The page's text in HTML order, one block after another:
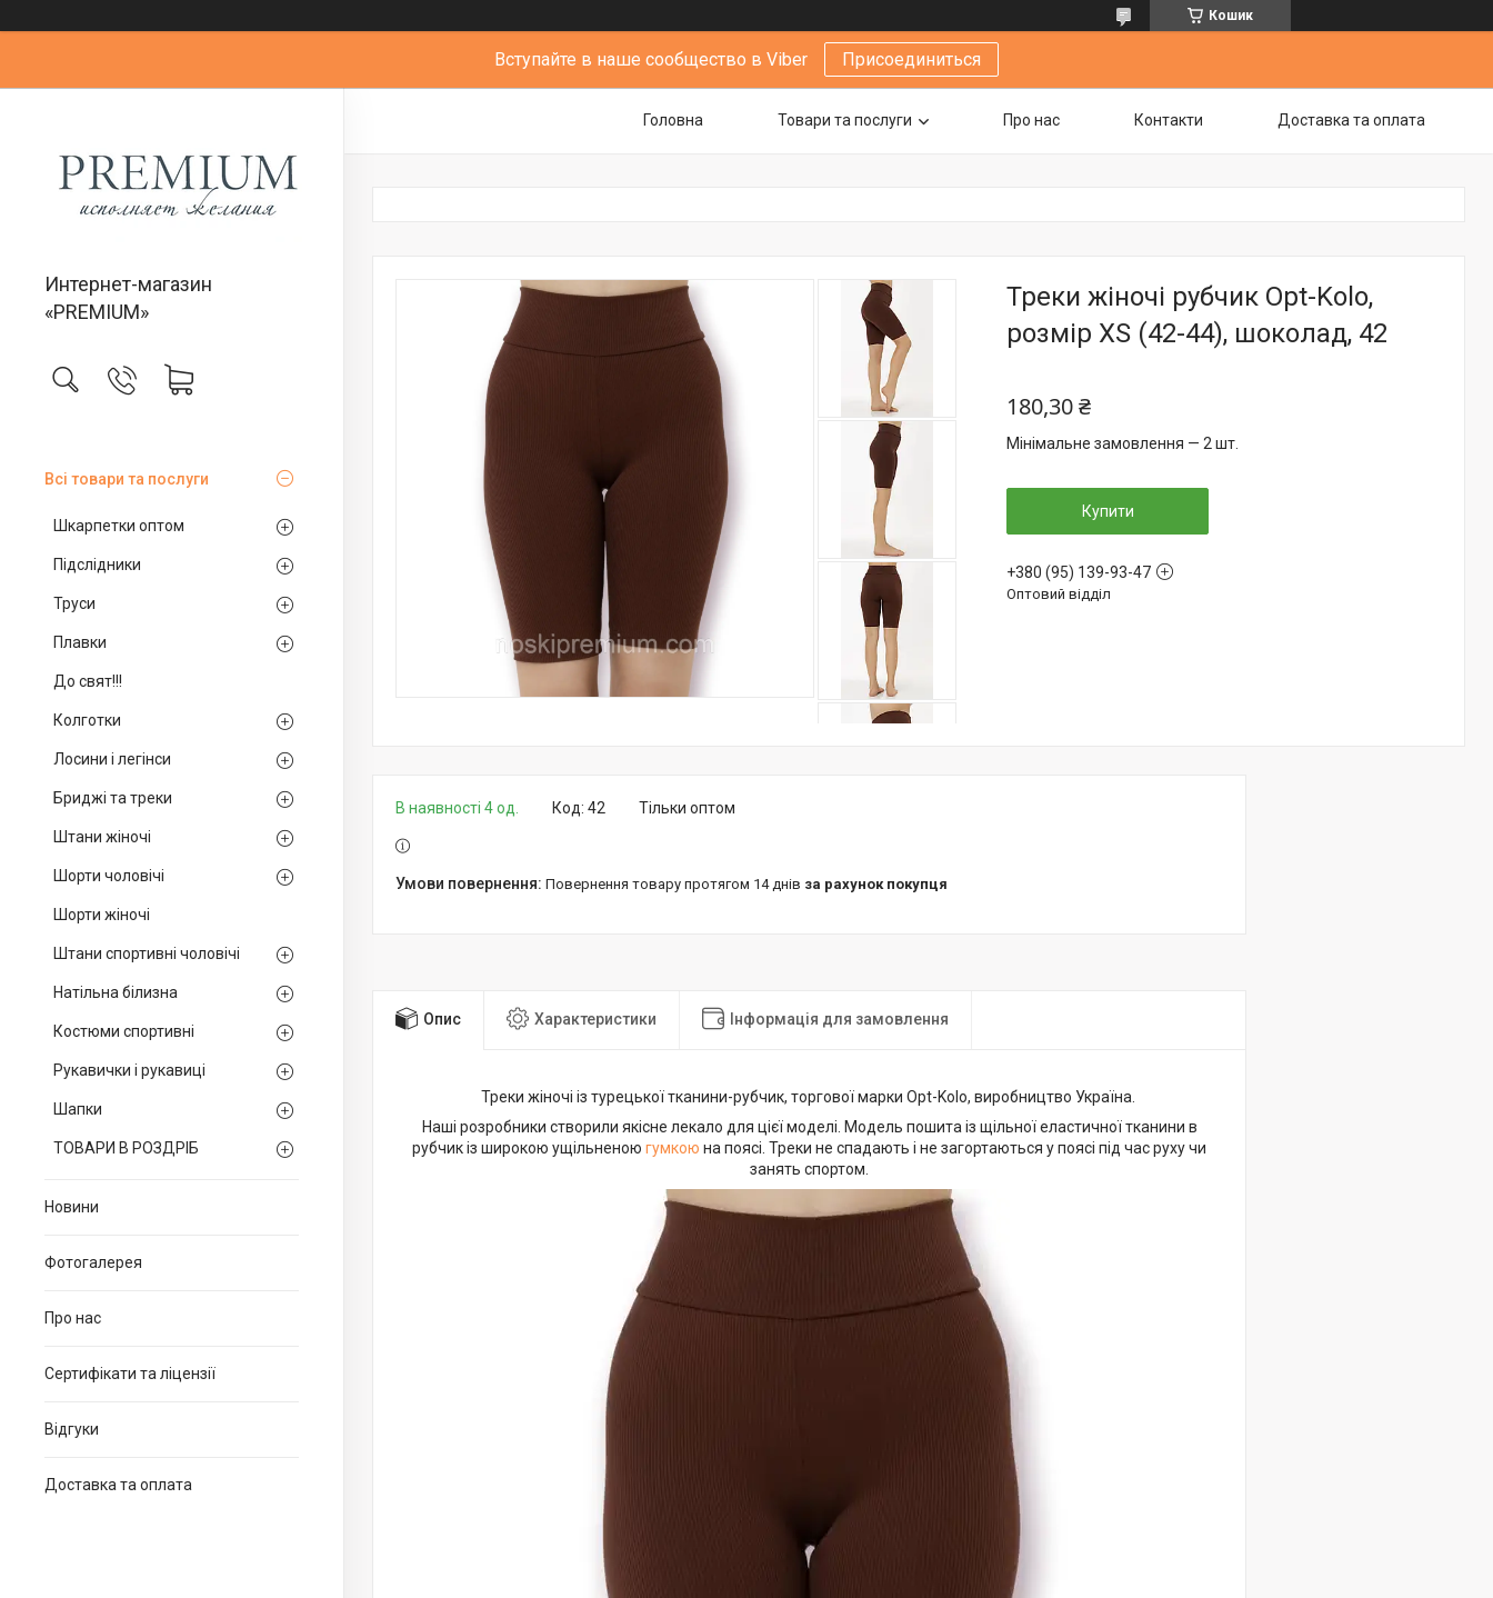
Кошик
Вступайте в наше сообщество в Viber Присоединиться
Интернет-магазин
«PREMIUM»
Всі товари та послуги
Шкарпетки оптом
Підслідники
Труси
Плавки
До свят!!!
Колготки
Лосини і легінси
Бриджі та треки
Штани жіночі
Шорти чоловічі
Шорти жіночі
Штани спортивні чоловічі
Натільна білизна
Костюми спортивні
Рукавички і рукавиці
Шапки
ТОВАРИ В РОЗДРІБ
Новини
Фотогалерея
Про нас
Сертифікати та ліцензії
Відгуки
Доставка та оплата
Головна Товари та послуги Про нас Контакти Доставка та оплата
Треки жіночі рубчик Opt-Kolo,
розмір XS (42-44), шоколад, 42
180,30 ₴
Мінімальне замовлення — 2 шт.
Купити
+380 (95) 139-93-47
Оптовий відділ
В наявності 4 од. Тільки оптом
Код: 42
повернення товару протягом 14 днів за рахунок покупця
Опис Характеристики Інформація для замовлення
Треки жіночі із турецької тканини-рубчик, торгової марки Opt-Kolo, виробництво Україна.
Наші розробники створили якісне лекало для цієї моделі. Модель пошита із щільної еластичної тканини в
рубчик із широкою ущільненоюгумкою на поясі. Треки не спадають і не загортаються у поясі під час руху чи
занять спортом.